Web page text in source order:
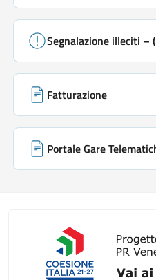
Segnalazione illeciti –
Fatturazione
Portale Gare
Galleria link